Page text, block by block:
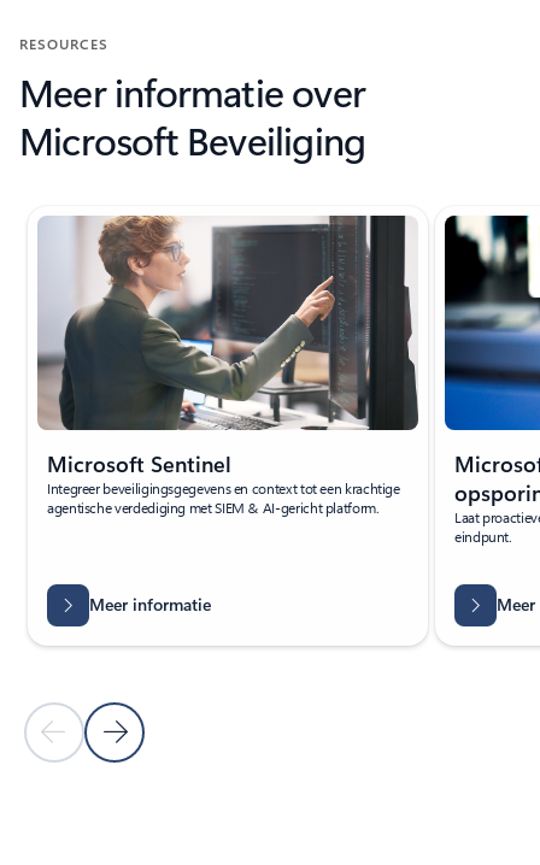
RESOURCES
Meer informatie over
Microsoft Beveiliging
Dia 1 van 4 wordt weergeven
Vorige diaVolgende dia
Microsoft Sentinel
Integreer beveiligingsgegevens en context tot een krachtige
agentische verdediging met SIEM & AI-gericht platform.
Meer informatie
Laat
eindpunt.